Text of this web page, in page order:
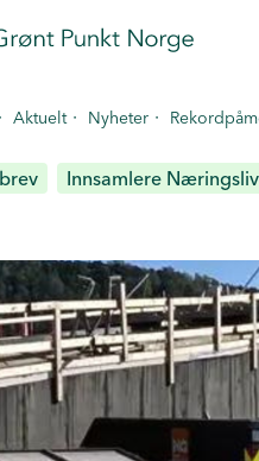
· Aktuelt · Nyheter ·
Innsamlere Næringsliv